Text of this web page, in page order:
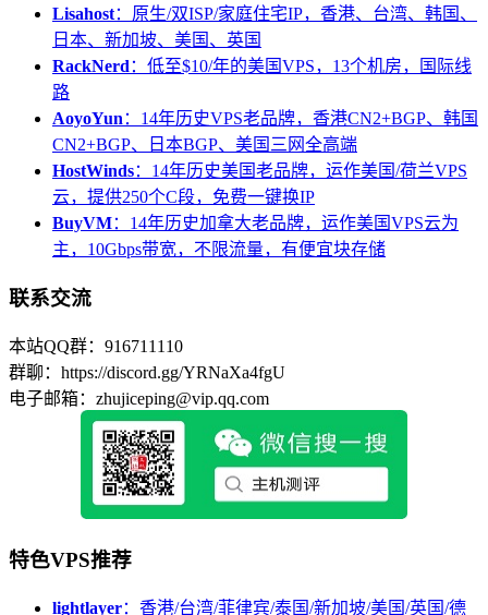
Lisahost：原生/双ISP/家庭住宅IP，香港、台湾、韩国、
日本、新加坡、美国、英国
RackNerd ：低至$10/年的美国VPS，13个机房，国际线
路
AoyoYun ：14年历史VPS老品牌，香港CN2+BGP、韩国
CN2+BGP、日本BGP、美国三网全高端
HostWinds：14年历史美国老品牌，运作美国/荷兰VPS
云，提供250个C段，免费一键换IP
BuyVM：14年历史加拿大老品牌，运作美国VPS云为
主，10Gbps带宽，不限流量，有便宜块存储
联系交流
本站QQ群：916711110
群聊：https://discord.gg/YRNaXa4fgU
电子邮箱：zhujiceping@vip.qq.com
特色VPS推荐
lightlayer：香港/台湾/菲律宾/泰国/新加坡/美国/英国/德